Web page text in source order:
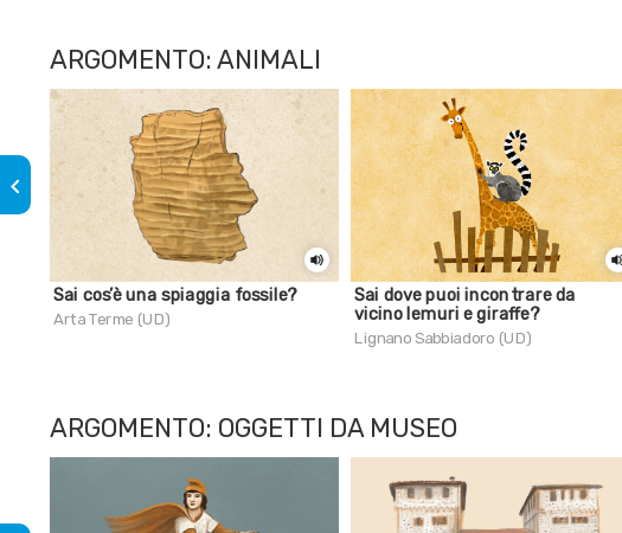
ARGOMENTO: ANIMALI
Sai cos’è una spiaggia fossile?
Arta Terme (UD)
Sai dove puoi incontrare da
vicino lemuri e giraffe?
Lignano Sabbiadoro (UD)
keyboard_arrow_left
ARGOMENTO: OGGETTI DA MUSEO